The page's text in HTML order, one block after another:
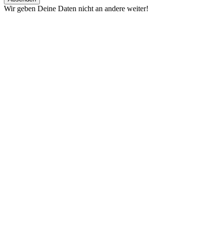
Wir geben Deine Daten nicht an andere weiter!